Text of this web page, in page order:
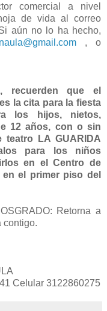
comercial a nivel
de vida al correo
aún no lo ha hecho,
, o
recuerden que el
la cita para la fiesta
los hijos, nietos,
12 años, con o sin
teatro LA GUARIDA
para los niños
en el Centro de
el primer piso del
Retorna a
contigo.
Celular 3122860275